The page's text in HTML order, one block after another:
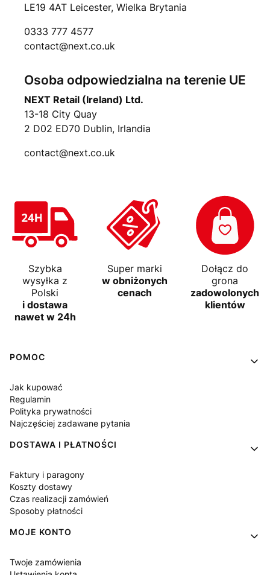
LE19 4AT Leicester, Wielka Brytania
0333 777 4577
contact@next.co.uk
Osoba odpowiedzialna na terenie UE
NEXT Retail (Ireland) Ltd.
13-18 City Quay
2 D02 ED70 Dublin, Irlandia
contact@next.co.uk
Szybka
wysyłka z
Polski
i dostawa
nawet w 24h
Super marki
w obniżonych
cenach
Dołącz do
grona
zadowolonych
klientów
Linki w stopce
POMOC
Jak kupować
Regulamin
Polityka prywatności
Najczęściej zadawane pytania
DOSTAWA I PŁATNOŚCI
Faktury i paragony
Koszty dostawy
Czas realizacji zamówień
Sposoby płatności
MOJE KONTO
Twoje zamówienia